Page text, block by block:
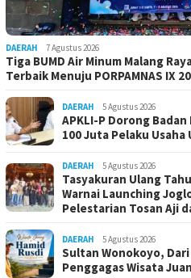
DAERAH 7 Agustus 2026
Tiga BUMD Air Minum Malang
Terbaik Menuju PORPAMNAS IX
DAERAH 5 Agustus 2026
APKLI-P Dorong
100 Juta Pelaku Usaha
DAERAH 5 Agustus 2026
Tasyakuran Ulang
Warnai Launching
Pelestarian Tosan Aji
DAERAH 5 Agustus 2026
Sultan Wonokoyo,
Penggagas Wisata